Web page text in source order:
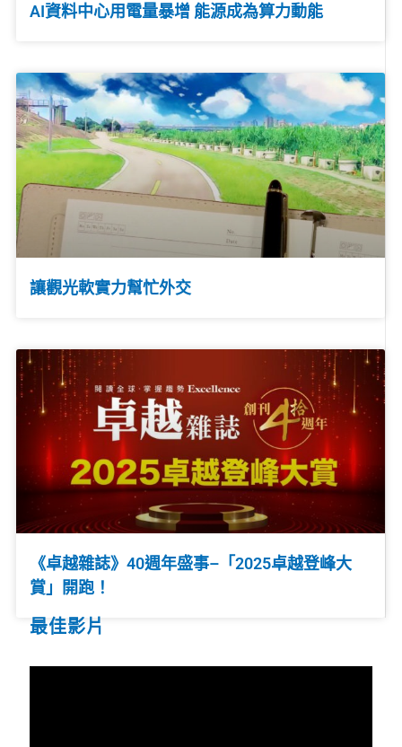
AI資料中心用電量暴增 能源成為算力動能
讓觀光軟實力幫忙外交
《卓越雜誌》40週年盛事–「2025卓越登峰大
賞」開跑！
最佳影片